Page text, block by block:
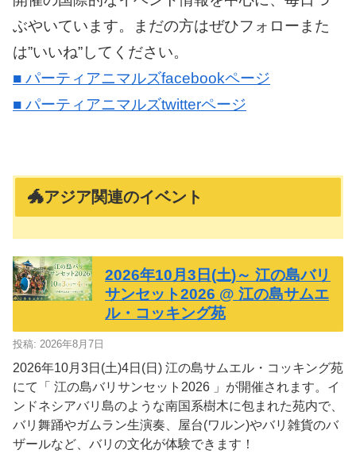
ぶやいています。まだの方はぜひフォローまた
は”いいね”してください。
■ パーティアニマルズfacebookページ
■ パーティアニマルズtwitterページ
🐲アジア関連のイベント
2026年10月3日(土)～ 江の島バリ
サンセット2026 @ 江の島サムエ
ル・コッキング苑
投稿: 2026年8月7日
2026年10月3日(土)4日(日) 江の島サムエル・コッキング苑
にて「 江の島バリサンセット2026 」が開催されます。イ
ンドネシアバリ島のような南国系樹木に包まれた苑内で、
バリ舞踊やガムラン生演奏、屋台(ワルン)やバリ雑貨のバ
ザールなど、バリの文化が体験できます！